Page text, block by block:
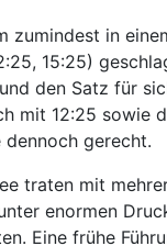
zumindest in
15:25)
den Satz für
mit 12:25 sowie
dennoch gerecht.
traten mit
enormen
Eine frühe